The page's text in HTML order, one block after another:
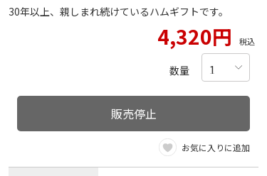
30年以上、親しまれ続けているハムギフトです。
4,320円 税込
数量
販売停止
お気に入りに追加